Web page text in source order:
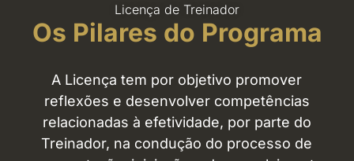
Licença de Treinador
Os Pilares do Programa
A Licença tem por objetivo promover
reflexões e desenvolver competências
relacionadas à efetividade, por parte do
Treinador, na condução do processo de